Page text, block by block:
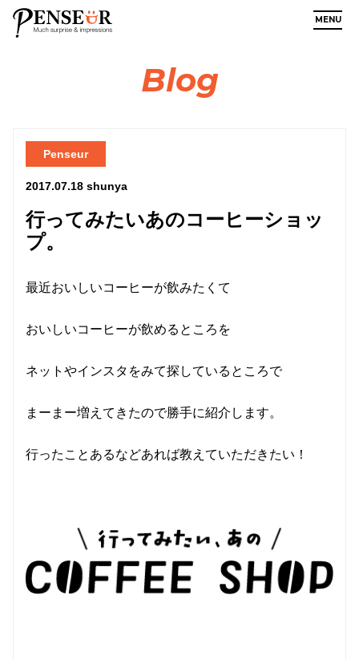
Blog
行ってみたいあのコーヒーショッ
プ。
Penseur
2017.07.18 shunya
最近おいしいコーヒーが飲みたくて
おいしいコーヒーが飲めるところを
ネットやインスタをみて探しているところで
まーまー増えてきたので勝手に紹介します。
行ったことあるなどあれば教えていただきたい！